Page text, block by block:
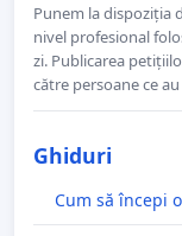
Punem la dispoziția
nivel profesional
zi. Publicarea
către persoane ce
Ghiduri
Cum să începi